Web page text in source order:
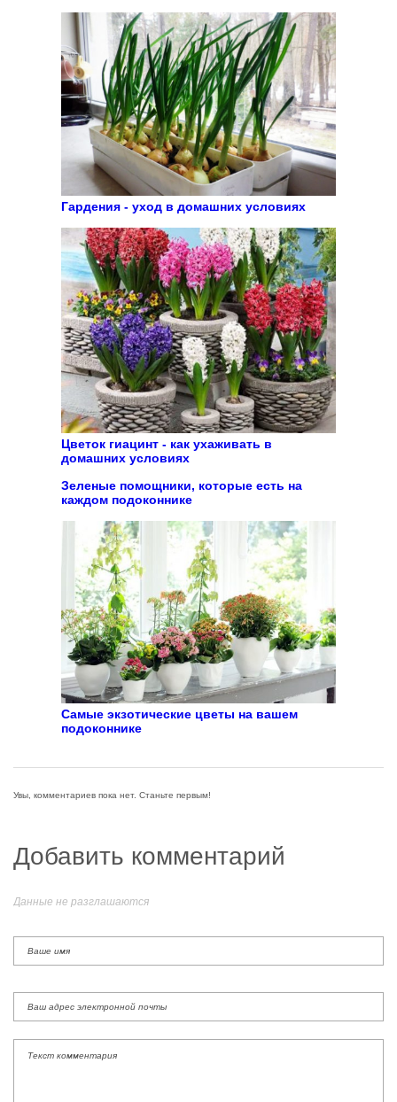
Гардения - уход в домашних условиях
Цветок гиацинт - как ухаживать в
домашних условиях
Зеленые помощники, которые есть на
каждом подоконнике
Самые экзотические цветы на вашем
подоконнике
Увы, комментариев пока нет. Станьте первым!
Добавить комментарий
Данные не разглашаются